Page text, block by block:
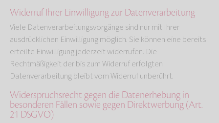
Widerruf Ihrer Einwilligung zur Datenverarbeitung
Viele Datenverarbeitungsvorgänge sind nur mit Ihrer
ausdrücklichen Einwilligung möglich. Sie können eine bereits
erteilte Einwilligung jederzeit widerrufen. Die
Rechtmäßigkeit der bis zum Widerruf erfolgten
Datenverarbeitung bleibt vom Widerruf unberührt.
Widerspruchsrecht gegen die Datenerhebung in
besonderen Fällen sowie gegen Direktwerbung (Art.
21 DSGVO)